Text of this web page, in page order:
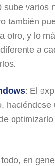
sube varios
también
otro, y lo
a
: El
haciéndose
en